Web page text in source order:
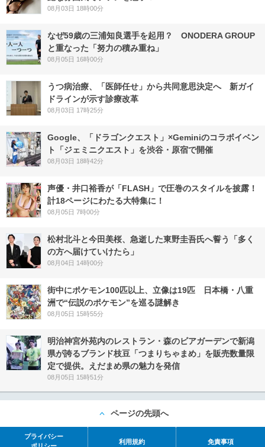
08月03日 18時00分
なぜ59歳の三浦知良選手を起用？ ONODERA GROUP
と重なった「努力の積み重ね」
08月05日 16時00分
うつ病治療、「医師任せ」から共同意思決定へ 新ガイ
ドラインが示す診療改革
08月03日 17時25分
Google、「ドラゴンクエスト」×Geminiのコラボイベン
ト「ジェミニクエスト」を渋谷・原宿で開催
08月03日 18時42分
声優・井口裕香が「FLASH」で圧巻のスタイルを披露！
計18ページにわたる大特集に！
08月05日 7時00分
松村北斗と今田美桜、急逝した東野圭吾氏へ誓う「多く
の方へ届けていけたら」
08月04日 14時00分
街中にポケモン100匹以上、立像は19匹 日本橋・八重
洲で“伝説のポケモン”を巡る謎解き
08月05日 15時55分
明治神宮外苑内のレストラン・森のビアガーデンで新潟
県が誇るブランド枝豆「つまりちゃまめ」を販売数量限
定で提供。えだまめ県の魅力を発信
08月05日 15時51分
ページの先頭へ
プライバシー
利用規約 免責事項